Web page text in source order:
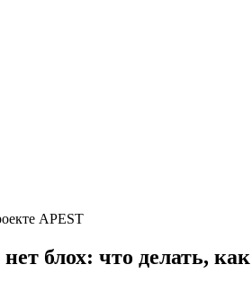
APEST
блох: что делать,